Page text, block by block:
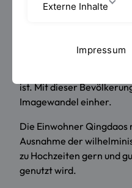
Die Bedeutung als
von unteren
der alten Bausubstanz
ist. Mit dieser
Imagewandel einher.
Die Einwohner
Ausnahme der
zu Hochzeiten gern und
genutzt wird.
Externe Inhalte
Impressum